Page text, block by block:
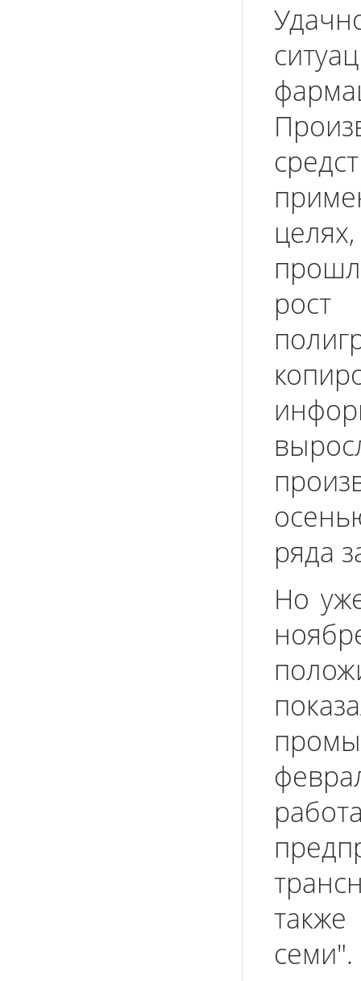
рост
ряда
Но
семи".